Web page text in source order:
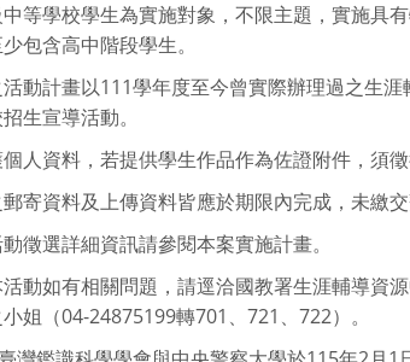
中等學校學生為實施對象，不限主題，實施具
包含高中階段學生。
活動計畫以111學年度至今曾實際辦理過之生
生宣導活動。
人資料，若提供學生作品作為佐證附件，須徵
寄資料及上傳資料皆應於期限內完成，未繳
徵選詳細資訊請參閱本案實施計畫。
動如有相關問題，請逕洽國教署生涯輔導資
姐（04-24875199轉701、721、722）。